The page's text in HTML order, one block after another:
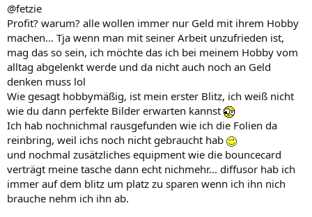
@fetzie
Profit? warum? alle wollen immer nur Geld mit ihrem Hobby
machen... Tja wenn man mit seiner Arbeit unzufrieden ist,
mag das so sein, ich möchte das ich bei meinem Hobby vom
alltag abgelenkt werde und da nicht auch noch an Geld
denken muss lol
Wie gesagt hobbymäßig, ist mein erster Blitz, ich weiß nicht
wie du dann perfekte Bilder erwarten kannst
Ich hab nochnichmal rausgefunden wie ich die Folien da
reinbring, weil ichs noch nicht gebraucht hab
und nochmal zusätzliches equipment wie die bouncecard
verträgt meine tasche dann echt nichmehr... diffusor hab ich
immer auf dem blitz um platz zu sparen wenn ich ihn nich
brauche nehm ich ihn ab.